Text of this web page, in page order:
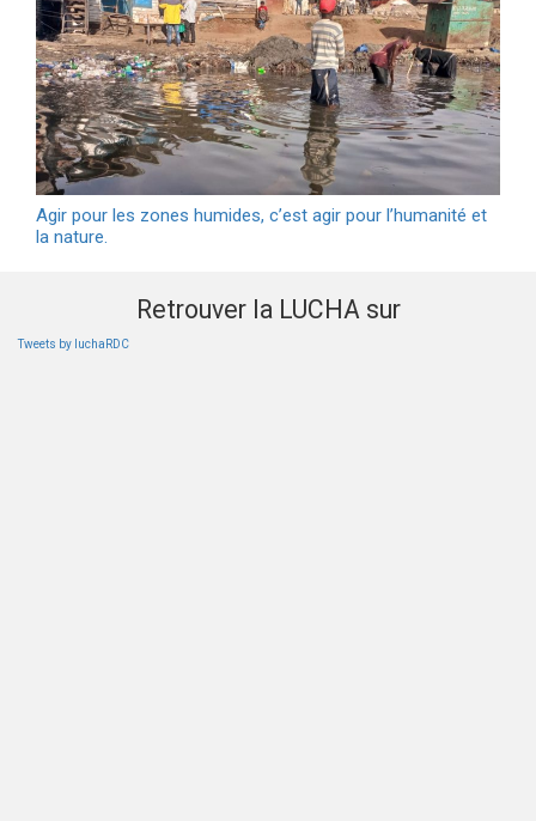
Agir pour les zones humides, c’est agir pour l’humanité et
la nature.
Retrouver la LUCHA sur
Tweets by luchaRDC